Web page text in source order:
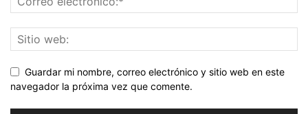
Guardar mi nombre, correo electrónico y sitio web en este
navegador la próxima vez que comente.